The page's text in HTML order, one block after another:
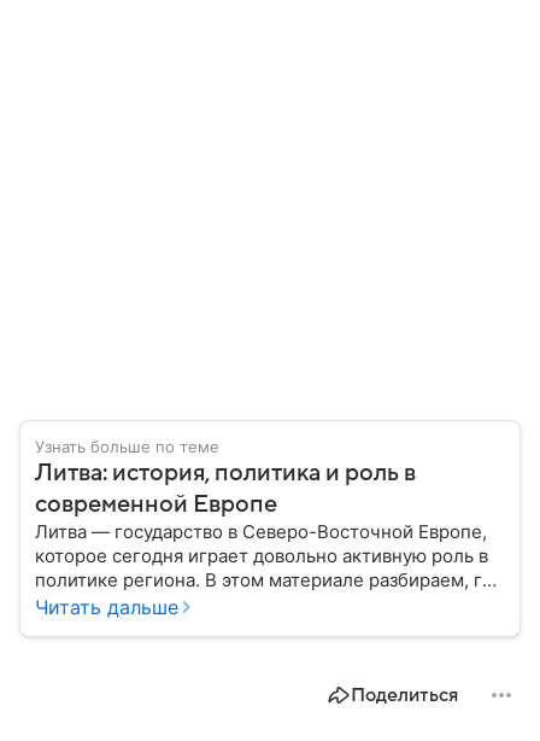
Узнать больше по теме
Литва: история, политика и роль в
современной Европе
Литва — государство в Северо-Восточной Европе,
которое сегодня играет довольно активную роль в
политике региона. В этом материале разбираем, где
находится Литва, как она формировалась
Читать дальше
Поделиться